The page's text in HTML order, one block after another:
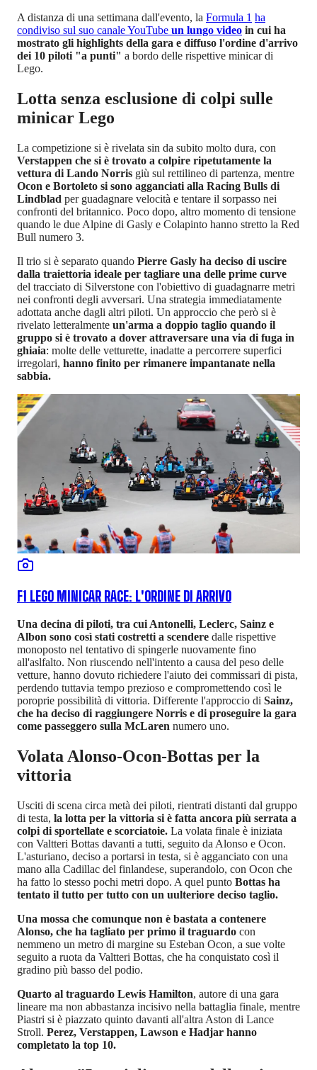
A distanza di una settimana dall'evento, la Formula 1 ha
condiviso sul suo canale YouTube un lungo video in cui ha
mostrato gli highlights della gara e diffuso l'ordine d'arrivo
dei 10 piloti "a punti" a bordo delle rispettive minicar di
Lego.
Lotta senza esclusione di colpi sulle
minicar Lego
La competizione si è rivelata sin da subito molto dura, con
Verstappen che si è trovato a colpire ripetutamente la
vettura di Lando Norris giù sul rettilineo di partenza, mentre
Ocon e Bortoleto si sono agganciati alla Racing Bulls di
Lindblad per guadagnare velocità e tentare il sorpasso nei
confronti del britannico. Poco dopo, altro momento di tensione
quando le due Alpine di Gasly e Colapinto hanno stretto la Red
Bull numero 3.
Il trio si è separato quando Pierre Gasly ha deciso di uscire
dalla traiettoria ideale per tagliare una delle prime curve
del tracciato di Silverstone con l'obiettivo di guadagnarre metri
nei confronti degli avversari. Una strategia immediatamente
adottata anche dagli altri piloti. Un approccio che però si è
rivelato letteralmente un'arma a doppio taglio quando il
gruppo si è trovato a dover attraversare una via di fuga in
ghiaia: molte delle vetturette, inadatte a percorrere superfici
irregolari, hanno finito per rimanere impantanate nella
sabbia.
F1 LEGO MINICAR RACE: L'ORDINE DI ARRIVO
Una decina di piloti, tra cui Antonelli, Leclerc, Sainz e
Albon sono così stati costretti a scendere dalle rispettive
monoposto nel tentativo di spingerle nuovamente fino
all'aslfalto. Non riuscendo nell'intento a causa del peso delle
vetture, hanno dovuto richiedere l'aiuto dei commissari di pista,
perdendo tuttavia tempo prezioso e compromettendo così le
poroprie possibilità di vittoria. Differente l'approccio di Sainz,
che ha deciso di raggiungere Norris e di proseguire la gara
come passeggero sulla McLaren numero uno.
Volata Alonso-Ocon-Bottas per la
vittoria
Usciti di scena circa metà dei piloti, rientrati distanti dal gruppo
di testa, la lotta per la vittoria si è fatta ancora più serrata a
colpi di sportellate e scorciatoie. La volata finale è iniziata
con Valtteri Bottas davanti a tutti, seguito da Alonso e Ocon.
L'asturiano, deciso a portarsi in testa, si è agganciato con una
mano alla Cadillac del finlandese, superandolo, con Ocon che
ha fatto lo stesso pochi metri dopo. A quel punto Bottas ha
tentato il tutto per tutto con un uulteriore deciso taglio.
Una mossa che comunque non è bastata a contenere
Alonso, che ha tagliato per primo il traguardo con
nemmeno un metro di margine su Esteban Ocon, a sue volte
seguito a ruota da Valtteri Bottas, che ha conquistato così il
gradino più basso del podio.
Quarto al traguardo Lewis Hamilton, autore di una gara
lineare ma non abbastanza incisivo nella battaglia finale, mentre
Piastri si è piazzato quinto davanti all'altra Aston di Lance
Stroll. Perez, Verstappen, Lawson e Hadjar hanno
completato la top 10.